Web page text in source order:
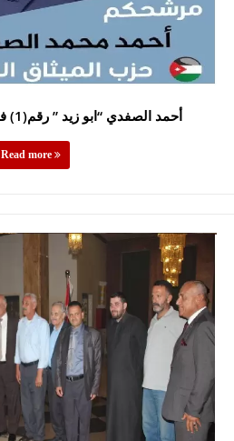
أحمد الصفدي “ابو زيد ” رقم(1) في قائمة حزب الميثاق
Read more